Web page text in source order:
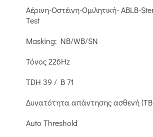
Αέρινη-Οστέινη-Ομιλητική- ABLB-
Test
Masking: NB/WB/SN
Τόνος 226Hz
TDH 39 / B 71
Δυνατότητα απάντησης ασθενή
Auto Threshold